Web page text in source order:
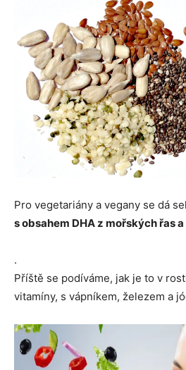
Pro vegetariány a vegany se dá
s obsahem DHA z mořských řas
.
Příště se podíváme, jak je to v
vitamíny, s vápníkem, železem a